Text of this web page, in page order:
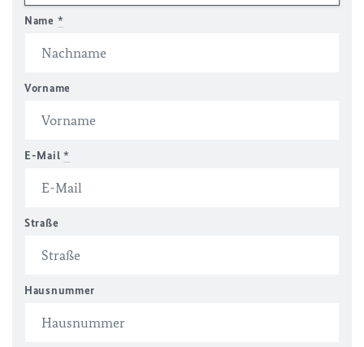
Name *
Vorname
E-Mail *
Straße
Hausnummer